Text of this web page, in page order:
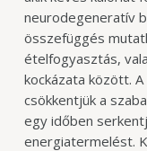
neurodegeneratív
összefüggés
ételfogyasztás,
kockázata között.
csökkentjük a
egy időben
energiatermelést.